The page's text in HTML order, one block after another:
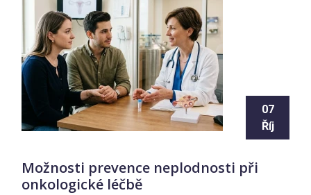
07
Říj
Možnosti prevence neplodnosti při
onkologické léčbě